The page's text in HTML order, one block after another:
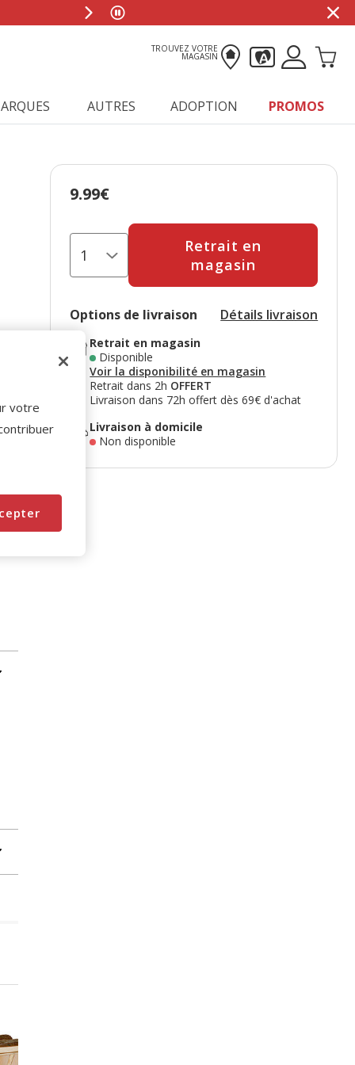
TROUVEZ VOTRE
MAGASIN
AUTRES ADOPTION PROMOS
Prix 9.99€
9.99€
Retrait en
magasin
Options de livraison Détails livraison
Retrait en magasin
Disponible
Voir la disponibilité en magasin
Retrait dans 2h OFFERT
Livraison dans 72h offert dès 69€ d'achat
Livraison à domicile
Non disponible
votre